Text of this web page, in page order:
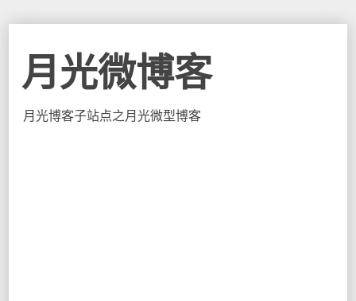
月光微博客
月光博客子站点之月光微型博客